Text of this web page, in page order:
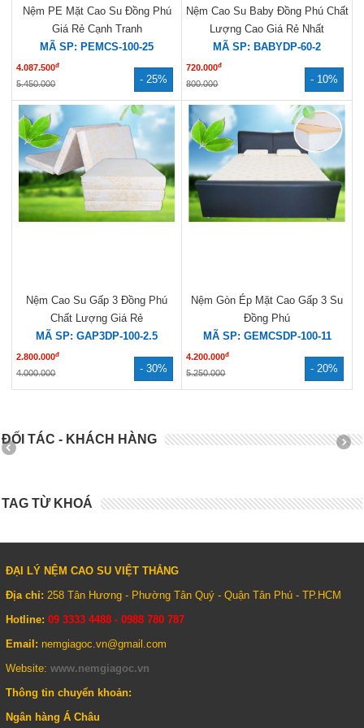
- 25%
Nệm PE Mặt Cao Su Đồng Phú
Giá Rẻ Cạnh Tranh
MÃ SP: PEMCS-100-25
4.087.500đ
5.450.000 - 10%
Nệm Cao Su Baby Đồng Phú Chất
Lượng Cao Giá Rẻ Nhất
MÃ SP: BABYDP-60-2
720.000đ
800.000
- 30%
Nệm Cao Su Gấp 3 Đồng Phú
Chất Lượng Giá Rẻ
MÃ SP: GAP3DP-100-2.5
2.800.000đ
4.000.000 - 20%
Nệm Gòn Ép Mặt Cao Gấp 3 Su
Đồng Phú
MÃ SP: GEMCSDP-100-11
4.200.000đ
5.250.000
ĐỐI TÁC - KHÁCH HÀNG
TAG TỪ KHOÁ
ĐẠI LÝ NỆM CAO SU VIỆT THẮNG
Địa chỉ: 258 Tân Hương - Phường Tân Quý - Quận Tân Phú - TP.HCM
Hotline: 09 3333 4488 - 0988 780 787
Email: nemgiagoc.vn@gmail.com
Website: www.nemgiagoc.vn
Thông tin chuyển khoản:
Ngân hàng Á Châu